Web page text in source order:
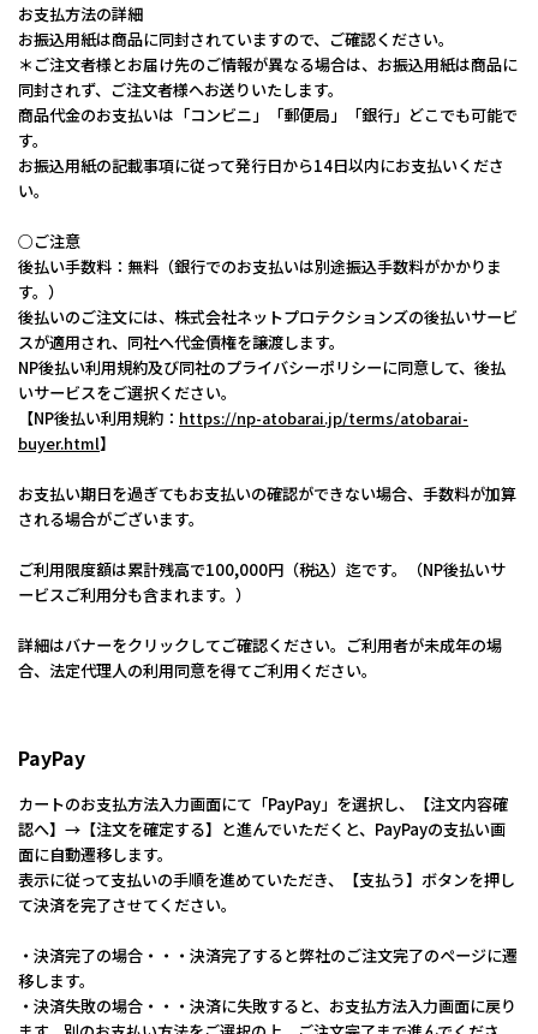
お支払方法の詳細
お振込用紙は商品に同封されていますので、ご確認ください。
＊ご注文者様とお届け先のご情報が異なる場合は、お振込用紙は商品に
同封されず、ご注文者様へお送りいたします。
商品代金のお支払いは「コンビニ」「郵便局」「銀行」どこでも可能で
す。
お振込用紙の記載事項に従って発行日から14日以内にお支払いくださ
い。
○ご注意
後払い手数料：無料（銀行でのお支払いは別途振込手数料がかかりま
す。）
後払いのご注文には、株式会社ネットプロテクションズの後払いサービ
スが適用され、同社へ代金債権を譲渡します。
NP後払い利用規約及び同社のプライバシーポリシーに同意して、後払
いサービスをご選択ください。
【NP後払い利用規約： https://np-atobarai.jp/terms/atobarai-
buyer.html】
お支払い期日を過ぎてもお支払いの確認ができない場合、手数料が加算
される場合がございます。
ご利用限度額は累計残高で100,000円（税込）迄です。（NP後払いサ
ービスご利用分も含まれます。）
詳細はバナーをクリックしてご確認ください。ご利用者が未成年の場
合、法定代理人の利用同意を得てご利用ください。
PayPay
カートのお支払方法入力画面にて「PayPay」を選択し、【注文内容確
認へ】→【注文を確定する】と進んでいただくと、PayPayの支払い画
面に自動遷移します。
表示に従って支払いの手順を進めていただき、【支払う】ボタンを押し
て決済を完了させてください。
・決済完了の場合・・・決済完了すると弊社のご注文完了のページに遷
移します。
・決済失敗の場合・・・決済に失敗すると、お支払方法入力画面に戻り